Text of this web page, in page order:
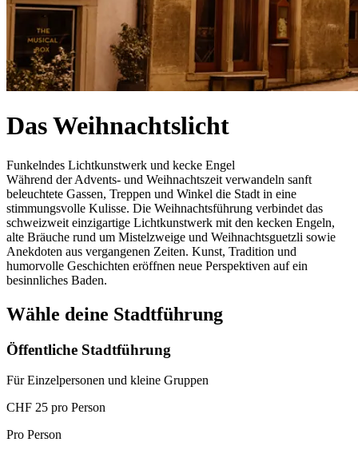
Das Weihnachtslicht
Funkelndes Lichtkunstwerk und kecke Engel
Während der Advents- und Weihnachtszeit verwandeln sanft
beleuchtete Gassen, Treppen und Winkel die Stadt in eine
stimmungsvolle Kulisse. Die Weihnachtsführung verbindet das
schweizweit einzigartige Lichtkunstwerk mit den kecken Engeln,
alte Bräuche rund um Mistelzweige und Weihnachtsguetzli sowie
Anekdoten aus vergangenen Zeiten. Kunst, Tradition und
humorvolle Geschichten eröffnen neue Perspektiven auf ein
besinnliches Baden.
Wähle deine Stadtführung
Öffentliche Stadtführung
Für Einzelpersonen und kleine Gruppen
CHF 25 pro Person
Pro Person